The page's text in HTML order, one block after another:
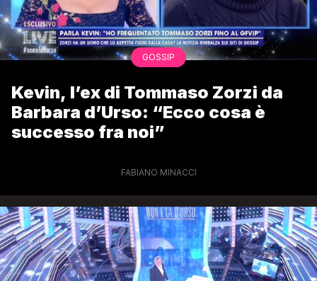
GOSSIP
Kevin, l’ex di Tommaso Zorzi da
Barbara d’Urso: “Ecco cosa è
successo fra noi”
FABIANO MINACCI